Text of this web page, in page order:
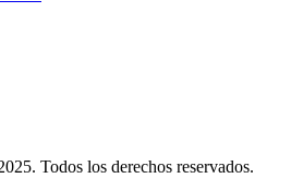
Todos los derechos reservados.